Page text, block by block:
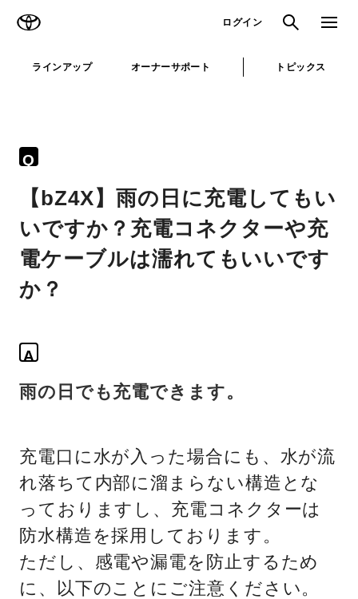
ログイン 検索 メニュ
ラインアップ オーナーサポート トピックス
Q
【bZ4X】雨の日に充電してもい
いですか？充電コネクターや充
電ケーブルは濡れてもいいです
か？
A
雨の日でも充電できます。
充電口に水が入った場合にも、水が流
れ落ちて内部に溜まらない構造とな
っておりますし、充電コネクターは
防水構造を採用しております。
ただし、感電や漏電を防止するため
に、以下のことにご注意ください。